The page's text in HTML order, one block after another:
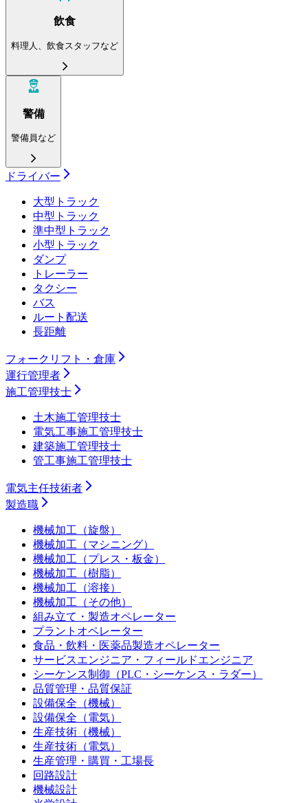
飲食
料理人、飲食スタッフなど
警備
警備員など
ドライバー
大型トラック
中型トラック
準中型トラック
小型トラック
ダンプ
トレーラー
タクシー
バス
ルート配送
長距離
フォークリフト・倉庫
運行管理者
施工管理技士
土木施工管理技士
電気工事施工管理技士
建築施工管理技士
管工事施工管理技士
電気主任技術者
製造職
機械加工（旋盤）
機械加工（マシニング）
機械加工（プレス・板金）
機械加工（樹脂）
機械加工（溶接）
機械加工（その他）
組み立て・製造オペレーター
プラントオペレーター
食品・飲料・医薬品製造オペレーター
サービスエンジニア・フィールドエンジニア
シーケンス制御（PLC・シーケンス・ラダー）
品質管理・品質保証
設備保全（機械）
設備保全（電気）
生産技術（機械）
生産技術（電気）
生産管理・購買・工場長
回路設計
機械設計